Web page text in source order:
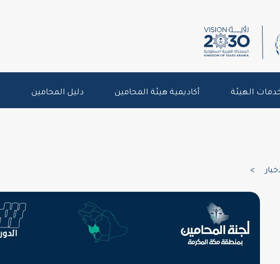
الهيئة أكاديمية هيئة المحامين دليل المحامين
>